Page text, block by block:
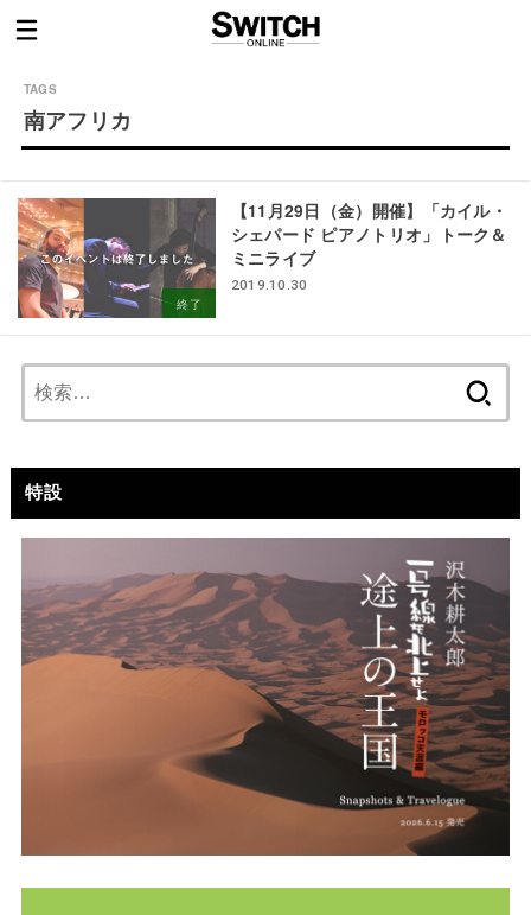
南アフリカ
終了
【11月29日（金）開催】「カイル・
シェパード ピアノトリオ」トーク＆
ミニライブ
2019.10.30
特設